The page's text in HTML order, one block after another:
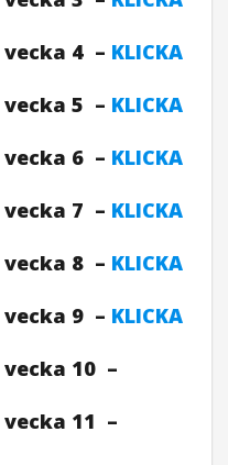
vecka 4 – KLICKA
vecka 5 – KLICKA
vecka 6 – KLICKA
vecka 7 – KLICKA
vecka 8 – KLICKA
vecka 9 – KLICKA
vecka 10 –
vecka 11 –